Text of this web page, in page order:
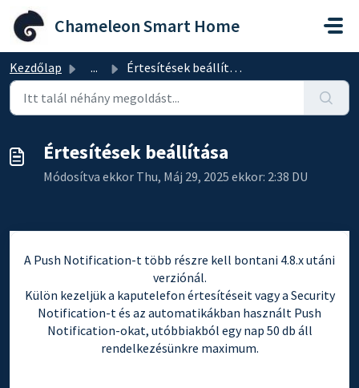
Kihagyás a tartalom megtartásához
Chameleon Smart Home
Kezdőlap ... Értesítések beállítása
Értesítések beállítása
Módosítva ekkor Thu, Máj 29, 2025 ekkor: 2:38 DU
A Push Notification-t több részre kell bontani 4.8.x utáni
verziónál.
Külön kezeljük a kaputelefon értesítéseit vagy a Security
Notification-t és az automatikákban használt Push
Notification-okat, utóbbiakból egy nap 50 db áll
rendelkezésünkre maximum.